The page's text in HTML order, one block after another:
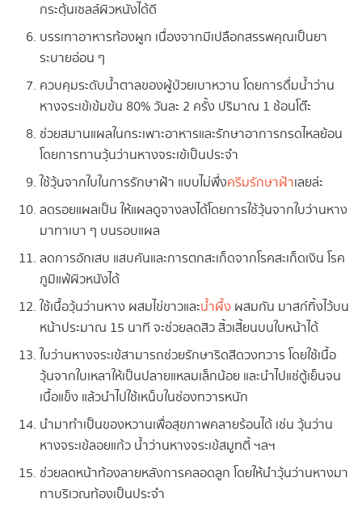
กระตุ้นเซลล์ผิวหนังได้ดี
บรรเทาอาหารท้องผูก เนื่องจากมีเปลือกสรรพคุณเป็นยา
ระบายอ่อน ๆ
ควบคุมระดับน้ำตาลของผู้ป่วยเบาหวาน โดยการดื่มน้ำว่าน
หางจระเข้เข้มข้น 80% วันละ 2 ครั้ง ปริมาณ 1 ช้อนโต๊ะ
ช่วยสมานแผลในกระเพาะอาหารและรักษาอาการกรดไหลย้อน
โดยการทานวุ้นว่านหางจระเข้เป็นประจำ
ใช้วุ้นจากใบในการรักษาฝ้า แบบไม่พึ่งครีมรักษาฝ้าเลยล่ะ
ลดรอยแผลเป็น ให้แผลดูจางลงได้โดยการใช้วุ้นจากใบว่านหาง
มาทาเบา ๆ บนรอบแผล
ลดการอักเสบ แสบคันและการตกสะเก็ดจากโรคสะเก็ดเงิน โรค
ภูมิแพ้ผิวหนังได้
ใช้เนื้อวุ้นว่านหาง ผสมไข่ขาวและน้ำผึ้ง ผสมกัน มาสก์ทิ้งไว้บน
หน้าประมาณ 15 นาที จะช่วยลดสิว สิ้วเสี้ยนบนใบหน้าได้
ใบว่านหางจระเข้สามารถช่วยรักษาริดสีดวงทวาร โดยใช้เนื้อ
วุ้นจากใบเหลาให้เป็นปลายแหลมเล็กน้อย และนำไปแช่ตู้เย็นจน
เนื้อแข็ง แล้วนำไปใช้เหน็บในช่องทวารหนัก
นำมาทำเป็นของหวานเพื่อสุขภาพคลายร้อนได้ เช่น วุ้นว่าน
หางจระเข้ลอยแก้ว น้ำว่านหางจระเข้สมูทตี้ ฯลฯ
ช่วยลดหน้าท้องลายหลังการคลอดลูก โดยให้นำวุ้นว่านหางมา
ทาบริเวณท้องเป็นประจำ